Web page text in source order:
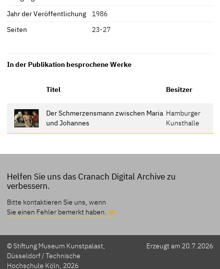
Jahr der Veröffentlichung
1986
Seiten
23-27
In der Publikation besprochene Werke
Titel Besitzer
Der Schmerzensmann zwischen Maria
und Johannes
Hamburger
Kunsthalle
Helfen Sie uns das Cranach Digital Archive zu
verbessern.
Bitte kontaktieren Sie uns, wenn
Sie einen Fehler bemerkt haben.
© Stiftung Museum Kunstpalast,
Düsseldorf / Technische
Hochschule Köln, 2026
Erzeugt am 20.7.2026